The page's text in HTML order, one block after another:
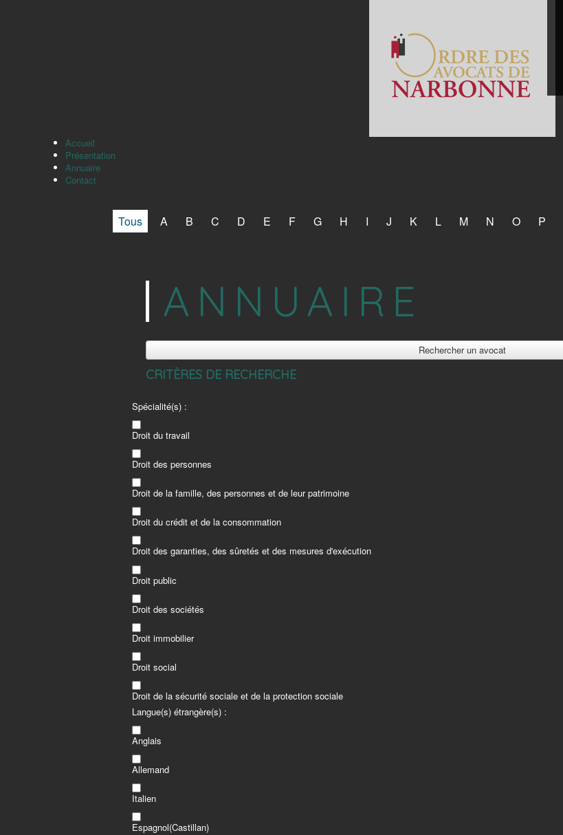
Accueil
Présentation
Annuaire
Contact
Tous A B C D E F G H I J K L M N O P
ANNUAIRE
Rechercher un avocat
CRITÈRES DE RECHERCHE
Spécialité(s) :
Droit du travail
Droit des personnes
Droit de la famille, des personnes et de leur patrimoine
Droit du crédit et de la consommation
Droit des garanties, des sûretés et des mesures d'exécution
Droit public
Droit des sociétés
Droit immobilier
Droit social
Droit de la sécurité sociale et de la protection sociale
Langue(s) étrangère(s) :
Anglais
Allemand
Italien
Espagnol(Castillan)